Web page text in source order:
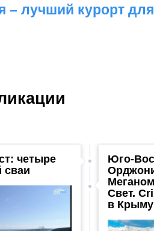
– лучший курорт
четыре
сваи
Юго-
Свет.
в Крыму